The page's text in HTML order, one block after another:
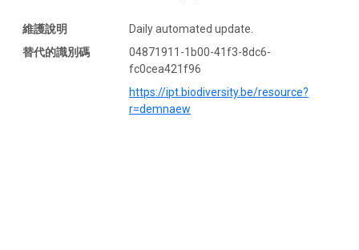
維護說明
Daily automated update.
替代的識別碼
04871911-1b00-41f3-8dc6-
fc0cea421f96
https://ipt.biodiversity.be/resource?
r=demnaew